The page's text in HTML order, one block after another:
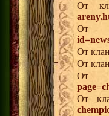
От
От
От
От
От
От